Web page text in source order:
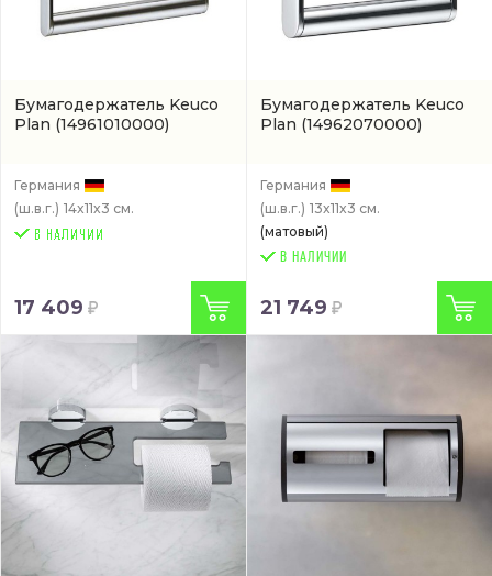
Бумагодержатель Keuco
Plan (14961010000)
Германия
(ш.в.г.) 14x11x3 см.
17 409
Бумагодержатель Keuco
Plan (14962070000)
Германия
(ш.в.г.) 13x11x3 см.
(матовый)
В НАЛИЧИИ
21 749